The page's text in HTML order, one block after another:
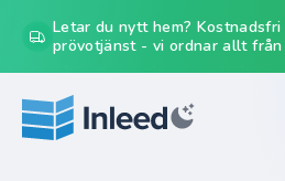
Letar du nytt hem?
prövotjänst - vi ordnar allt